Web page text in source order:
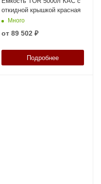
откидной крышкой красная
Много
от 89 502 ₽
Подробнее